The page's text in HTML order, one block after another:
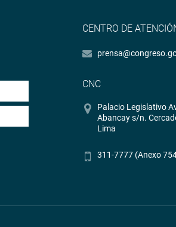
CENTRO DE
CNC
Palacio Legislativo
Abancay s/n.
Lima
311-7777 (Anexo